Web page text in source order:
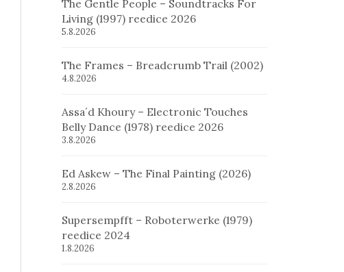
The Gentle People – Soundtracks For
Living (1997) reedice 2026
5.8.2026
The Frames – Breadcrumb Trail (2002)
4.8.2026
Assa´d Khoury – Electronic Touches
Belly Dance (1978) reedice 2026
3.8.2026
Ed Askew – The Final Painting (2026)
2.8.2026
Supersempfft – Roboterwerke (1979)
reedice 2024
1.8.2026